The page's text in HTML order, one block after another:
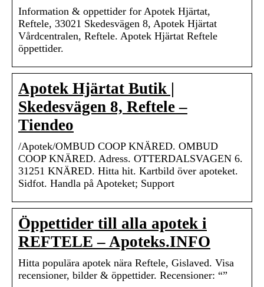
Information & oppettider for Apotek Hjärtat,
Reftele, 33021 Skedesvägen 8, Apotek Hjärtat
Vårdcentralen, Reftele. Apotek Hjärtat Reftele
öppettider.
Apotek Hjärtat Butik |
Skedesvägen 8, Reftele –
Tiendeo
/Apotek/OMBUD COOP KNÄRED. OMBUD
COOP KNÄRED. Adress. OTTERDALSVAGEN 6.
31251 KNÄRED. Hitta hit. Kartbild över apoteket.
Sidfot. Handla på Apoteket; Support
Öppettider till alla apotek i
REFTELE – Apoteks.INFO
Hitta populära apotek nära Reftele, Gislaved. Visa
recensioner, bilder & öppettider. Recensioner: “”